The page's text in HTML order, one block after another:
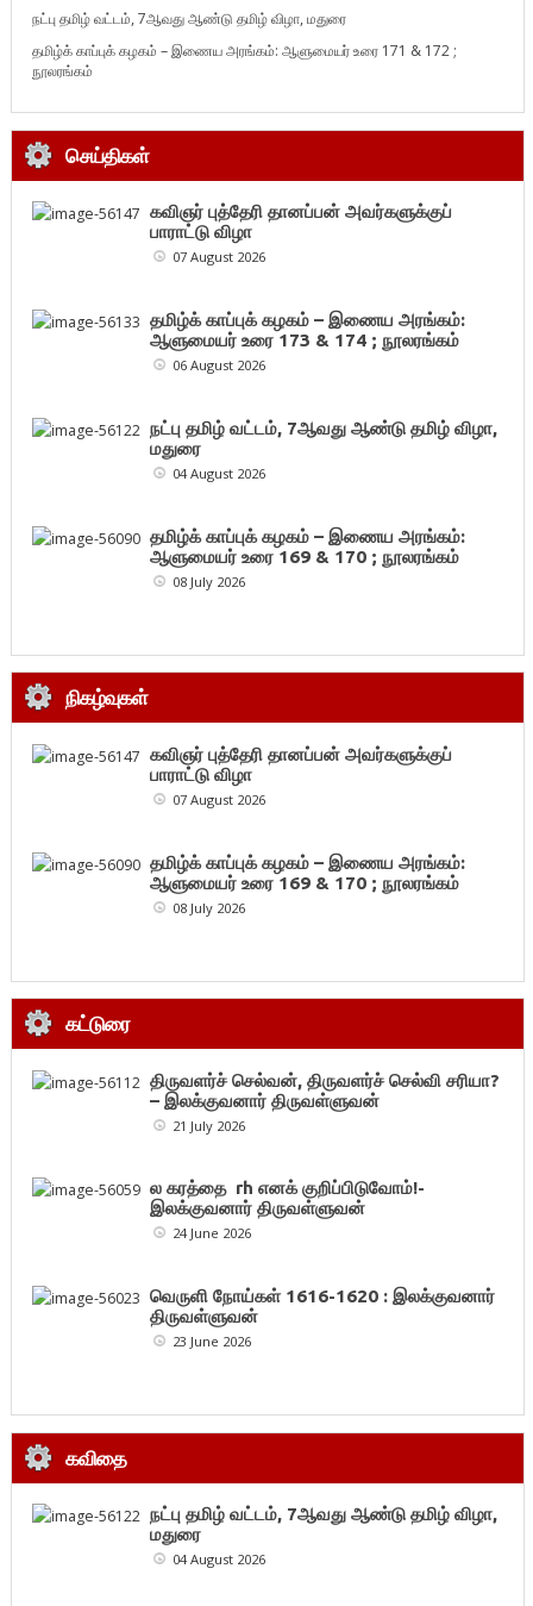
நட்பு தமிழ் வட்டம், 7ஆவது ஆண்டு தமிழ் விழா, மதுரை
தமிழ்க் காப்புக் கழகம் – இணைய அரங்கம்: ஆளுமையர் உரை 171 & 172 ;
நூலரங்கம்
செய்திகள்
கவிஞர் புத்தேரி தானப்பன் அவர்களுக்குப்
பாராட்டு விழா
07 August 2026
தமிழ்க் காப்புக் கழகம் – இணைய அரங்கம்:
ஆளுமையர் உரை 173 & 174 ; நூலரங்கம்
06 August 2026
நட்பு தமிழ் வட்டம், 7ஆவது ஆண்டு தமிழ் விழா,
மதுரை
04 August 2026
தமிழ்க் காப்புக் கழகம் – இணைய அரங்கம்:
ஆளுமையர் உரை 169 & 170 ; நூலரங்கம்
08 July 2026
நிகழ்வுகள்
கவிஞர் புத்தேரி தானப்பன் அவர்களுக்குப்
பாராட்டு விழா
07 August 2026
தமிழ்க் காப்புக் கழகம் – இணைய அரங்கம்:
ஆளுமையர் உரை 169 & 170 ; நூலரங்கம்
08 July 2026
கட்டுரை
திருவளர்ச் செல்வன், திருவளர்ச் செல்வி சரியா?
– இலக்குவனார் திருவள்ளுவன்
21 July 2026
ல கரத்தை rh எனக் குறிப்பிடுவோம்!-
இலக்குவனார் திருவள்ளுவன்
24 June 2026
வெருளி நோய்கள் 1616-1620 : இலக்குவனார்
திருவள்ளுவன்
23 June 2026
கவிதை
நட்பு தமிழ் வட்டம், 7ஆவது ஆண்டு தமிழ் விழா,
மதுரை
04 August 2026